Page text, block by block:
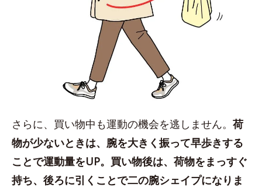
さらに、買い物中も運動の機会を逃しません。 荷
物が少ないときは、腕を大きく振って早歩きする
ことで運動量をUP。買い物後は、荷物をまっすぐ
持ち、後ろに引くことで二の腕シェイプになりま